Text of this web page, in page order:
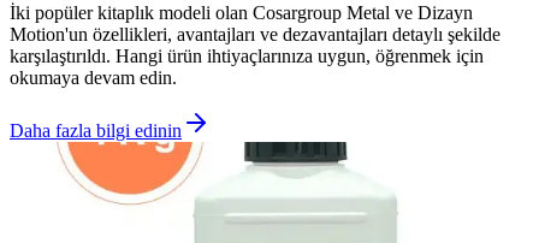
İki popüler kitaplık modeli olan Cosargroup Metal ve Dizayn
Motion'un özellikleri, avantajları ve dezavantajları detaylı şekilde
karşılaştırıldı. Hangi ürün ihtiyaçlarınıza uygun, öğrenmek için
okumaya devam edin.
Daha fazla bilgi edinin